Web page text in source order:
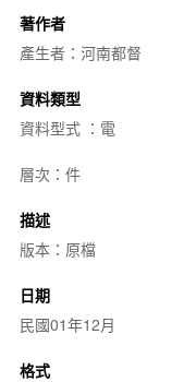
著作者
產生者：河南都督
資料類型
資料型式 ：電
層次：件
描述
版本：原檔
日期
民國01年12月
格式